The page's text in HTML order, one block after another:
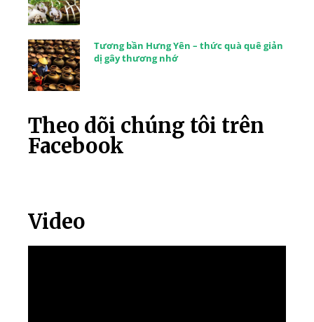
Tương bần Hưng Yên – thức quà quê giản
dị gây thương nhớ
Theo dõi chúng tôi trên
Facebook
Video